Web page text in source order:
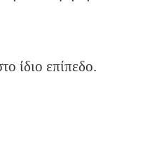
ίδιο επίπεδο.